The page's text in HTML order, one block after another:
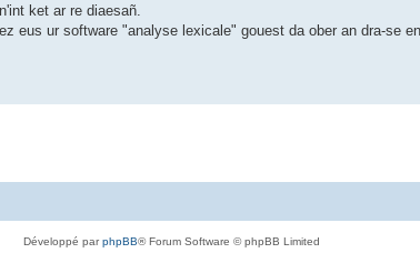
ket ar re diaesañ.
eus ur software "analyse lexicale" gouest da ober an dra-se
Développé parphpBB® Forum Software © phpBB Limited